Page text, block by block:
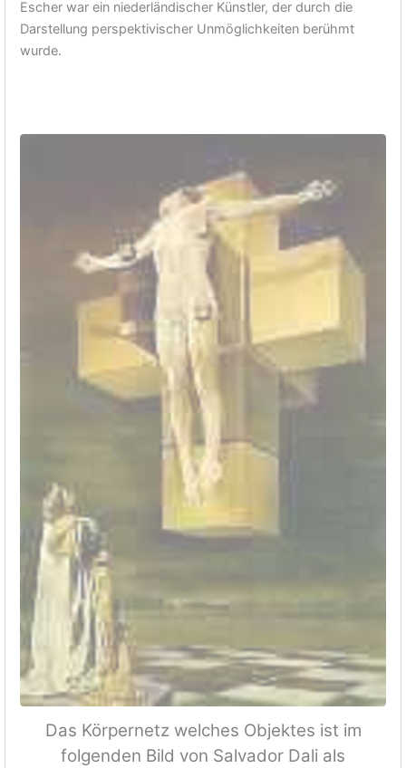
Escher war ein niederländischer Künstler, der durch die
Darstellung perspektivischer Unmöglichkeiten berühmt
wurde.
Das Körpernetz welches Objektes ist im
folgenden Bild von Salvador Dali als